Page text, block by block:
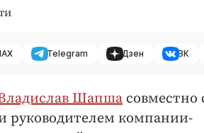
Telegram Дзен ВК
Шапша совместно
руководителем компании-